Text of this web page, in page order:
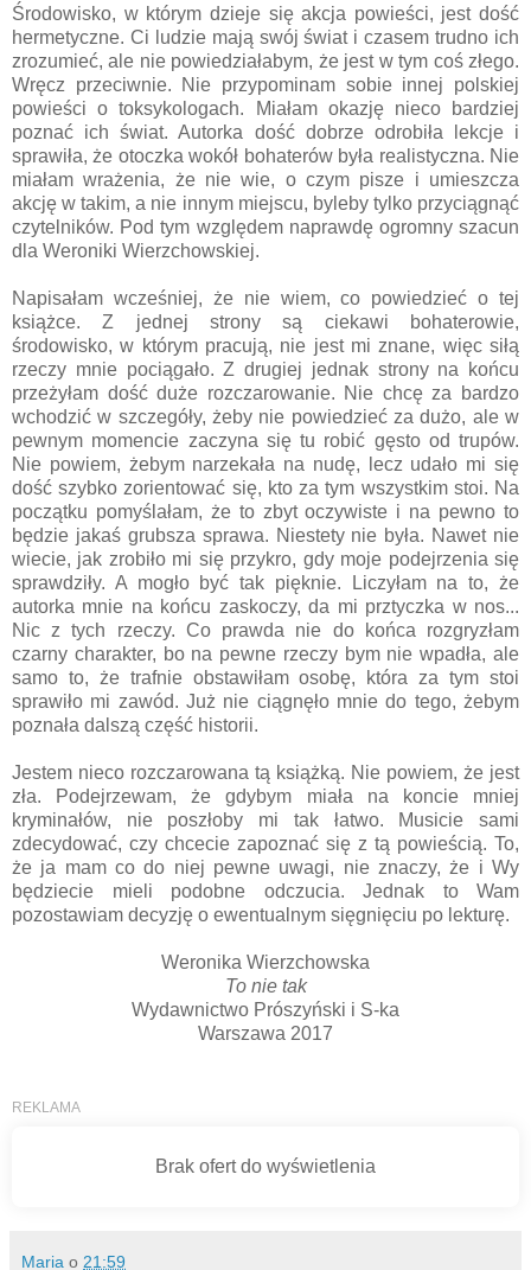
Środowisko, w którym dzieje się akcja powieści, jest dość
hermetyczne. Ci ludzie mają swój świat i czasem trudno ich
zrozumieć, ale nie powiedziałabym, że jest w tym coś złego.
Wręcz przeciwnie. Nie przypominam sobie innej polskiej
powieści o toksykologach. Miałam okazję nieco bardziej
poznać ich świat. Autorka dość dobrze odrobiła lekcje i
sprawiła, że otoczka wokół bohaterów była realistyczna. Nie
miałam wrażenia, że nie wie, o czym pisze i umieszcza
akcję w takim, a nie innym miejscu, byleby tylko przyciągnąć
czytelników. Pod tym względem naprawdę ogromny szacun
dla Weroniki Wierzchowskiej.
Napisałam wcześniej, że nie wiem, co powiedzieć o tej
książce. Z jednej strony są ciekawi bohaterowie,
środowisko, w którym pracują, nie jest mi znane, więc siłą
rzeczy mnie pociągało. Z drugiej jednak strony na końcu
przeżyłam dość duże rozczarowanie. Nie chcę za bardzo
wchodzić w szczegóły, żeby nie powiedzieć za dużo, ale w
pewnym momencie zaczyna się tu robić gęsto od trupów.
Nie powiem, żebym narzekała na nudę, lecz udało mi się
dość szybko zorientować się, kto za tym wszystkim stoi. Na
początku pomyślałam, że to zbyt oczywiste i na pewno to
będzie jakaś grubsza sprawa. Niestety nie była. Nawet nie
wiecie, jak zrobiło mi się przykro, gdy moje podejrzenia się
sprawdziły. A mogło być tak pięknie. Liczyłam na to, że
autorka mnie na końcu zaskoczy, da mi prztyczka w nos...
Nic z tych rzeczy. Co prawda nie do końca rozgryzłam
czarny charakter, bo na pewne rzeczy bym nie wpadła, ale
samo to, że trafnie obstawiłam osobę, która za tym stoi
sprawiło mi zawód. Już nie ciągnęło mnie do tego, żebym
poznała dalszą część historii.
Jestem nieco rozczarowana tą książką. Nie powiem, że jest
zła. Podejrzewam, że gdybym miała na koncie mniej
kryminałów, nie poszłoby mi tak łatwo. Musicie sami
zdecydować, czy chcecie zapoznać się z tą powieścią. To,
że ja mam co do niej pewne uwagi, nie znaczy, że i Wy
będziecie mieli podobne odczucia. Jednak to Wam
pozostawiam decyzję o ewentualnym sięgnięciu po lekturę.
Weronika Wierzchowska
To nie tak
Wydawnictwo Prószyński i S-ka
Warszawa 2017
Maria o 21:59